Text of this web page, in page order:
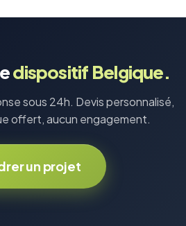
dispositif Belgique.
sous 24h. Devis personnalisé,
offert, aucun engagement.
un projet